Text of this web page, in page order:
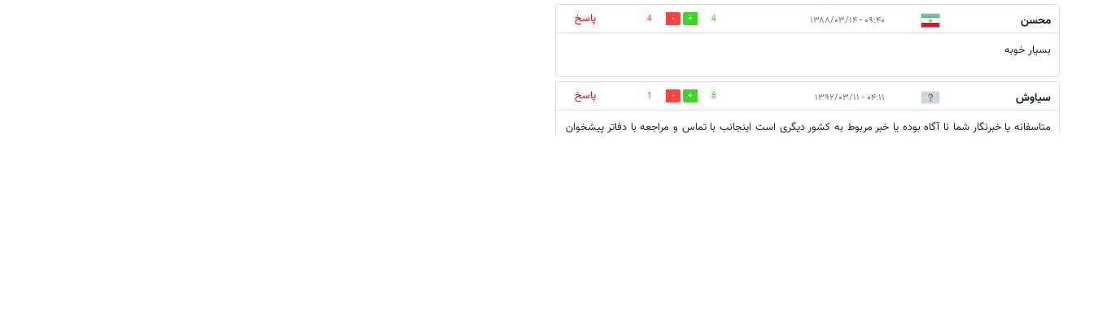
محسن ۰۹:۴۰ - ۱۳۸۸/۰۳/۱۴ 4
4
پاسخ
بسيار خوبه
سیاوش ۰۴:۱۱ - ۱۳۹۲/۰۳/۱۱ 8
1
پاسخ
متاسفانه یا خبرنگار شما نا آگاه بوده یا خبر مربوط به کشور دیگری است اینجانب با تماس و مراجعه با دفاتر پیشخوان